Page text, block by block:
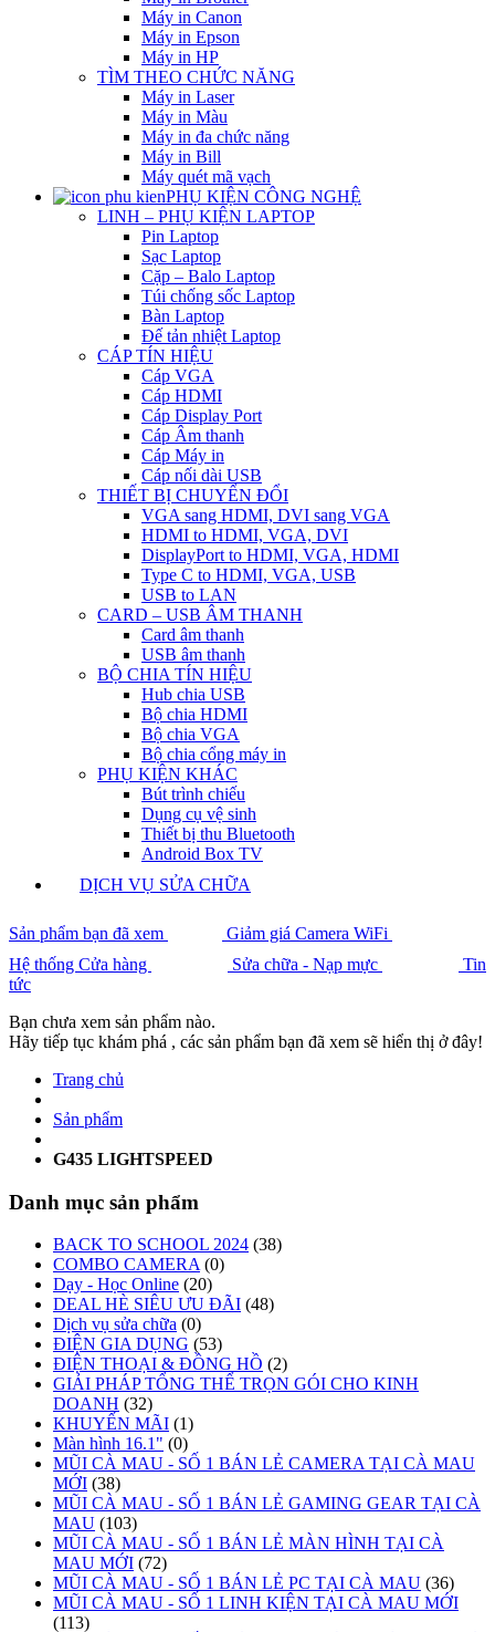
Máy in Canon
Máy in Epson
Máy in HP
TÌM THEO CHỨC NĂNG
Máy in Laser
Máy in Màu
Máy in đa chức năng
Máy in Bill
Máy quét mã vạch
PHỤ KIỆN CÔNG NGHỆ
LINH – PHỤ KIỆN LAPTOP
Pin Laptop
Sạc Laptop
Cặp – Balo Laptop
Túi chống sốc Laptop
Bàn Laptop
Đế tản nhiệt Laptop
CÁP TÍN HIỆU
Cáp VGA
Cáp HDMI
Cáp Display Port
Cáp Âm thanh
Cáp Máy in
Cáp nối dài USB
THIẾT BỊ CHUYỂN ĐỔI
VGA sang HDMI, DVI sang VGA
HDMI to HDMI, VGA, DVI
DisplayPort to HDMI, VGA, HDMI
Type C to HDMI, VGA, USB
USB to LAN
CARD – USB ÂM THANH
Card âm thanh
USB âm thanh
BỘ CHIA TÍN HIỆU
Hub chia USB
Bộ chia HDMI
Bộ chia VGA
Bộ chia cổng máy in
PHỤ KIỆN KHÁC
Bút trình chiếu
Dụng cụ vệ sinh
Thiết bị thu Bluetooth
Android Box TV
DỊCH VỤ SỬA CHỮA
Sản phẩm bạn đã xem
Giảm giá Camera WiFi
Hệ thống Cửa hàng
Sửa chữa - Nạp mực
Tin
tức
Bạn chưa xem sản phẩm nào.
Hãy tiếp tục khám phá , các sản phẩm bạn đã xem sẽ hiển thị ở đây!
Trang chủ
Sản phẩm
G435 LIGHTSPEED
Danh mục sản phẩm
BACK TO SCHOOL 2024 (38)
COMBO CAMERA (0)
Dạy - Học Online (20)
DEAL HÈ SIÊU ƯU ĐÃI (48)
Dịch vụ sửa chữa (0)
ĐIỆN GIA DỤNG (53)
ĐIỆN THOẠI & ĐỒNG HỒ (2)
GIẢI PHÁP TỔNG THỂ TRỌN GÓI CHO KINH
DOANH (32)
KHUYẾN MÃI (1)
Màn hình 16.1" (0)
MŨI CÀ MAU - SỐ 1 BÁN LẺ CAMERA TẠI CÀ MAU
MỚI (38)
MŨI CÀ MAU - SỐ 1 BÁN LẺ GAMING GEAR TẠI CÀ
MAU (103)
MŨI CÀ MAU - SỐ 1 BÁN LẺ MÀN HÌNH TẠI CÀ
MAU MỚI (72)
MŨI CÀ MAU - SỐ 1 BÁN LẺ PC TẠI CÀ MAU (36)
MŨI CÀ MAU - SỐ 1 LINH KIỆN TẠI CÀ MAU MỚI
(113)